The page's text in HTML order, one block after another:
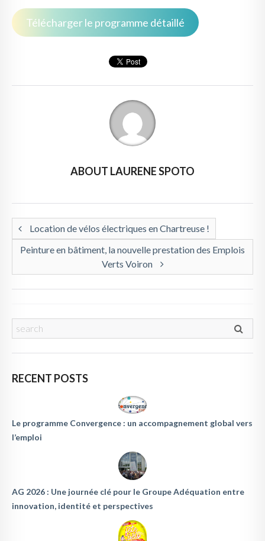
Télécharger le programme détaillé
ABOUT LAURENE SPOTO
Location de vélos électriques en Chartreuse !
Peinture en bâtiment, la nouvelle prestation des Emplois
Verts Voiron
RECENT POSTS
Le programme Convergence : un accompagnement global vers
l’emploi
AG 2026 : Une journée clé pour le Groupe Adéquation entre
innovation, identité et perspectives